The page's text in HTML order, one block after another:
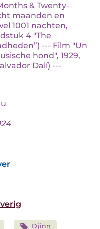
& Twenty-
maanden en
1001 nachten,
4 "The
--- Film "Un
hond", 1929,
Dalí) ---
Djinn